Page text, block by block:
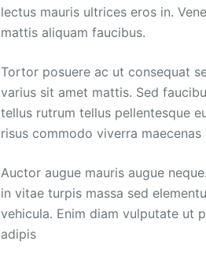
lectus mauris ultrices eros in.
mattis aliquam faucibus.
Tortor posuere ac ut consequat
varius sit amet mattis. Sed
tellus rutrum tellus pellentesque
risus commodo viverra maecenas
Auctor augue mauris augue
in vitae turpis massa sed
vehicula. Enim diam vulputate ut
adipis